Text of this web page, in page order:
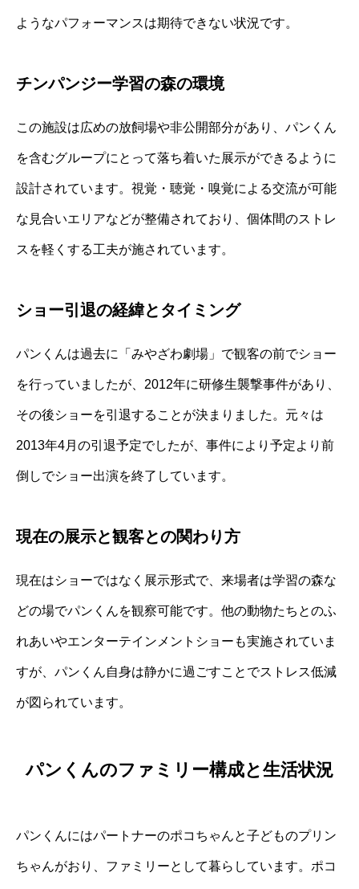
ようなパフォーマンスは期待できない状況です。
チンパンジー学習の森の環境
この施設は広めの放飼場や非公開部分があり、パンくん
を含むグループにとって落ち着いた展示ができるように
設計されています。視覚・聴覚・嗅覚による交流が可能
な見合いエリアなどが整備されており、個体間のストレ
スを軽くする工夫が施されています。
ショー引退の経緯とタイミング
パンくんは過去に「みやざわ劇場」で観客の前でショー
を行っていましたが、2012年に研修生襲撃事件があり、
その後ショーを引退することが決まりました。元々は
2013年4月の引退予定でしたが、事件により予定より前
倒しでショー出演を終了しています。
現在の展示と観客との関わり方
現在はショーではなく展示形式で、来場者は学習の森な
どの場でパンくんを観察可能です。他の動物たちとのふ
れあいやエンターテインメントショーも実施されていま
すが、パンくん自身は静かに過ごすことでストレス低減
が図られています。
パンくんのファミリー構成と生活状況
パンくんにはパートナーのポコちゃんと子どものプリン
ちゃんがおり、ファミリーとして暮らしています。ポコ